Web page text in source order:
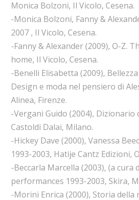
Monica Bolzoni, Il Vicolo, Cesena.
-Monica Bolzoni, Fanny &
2007 , Il Vicolo, Cesena.
-Fanny & Alexander (2009), O-Z.
home, Il Vicolo, Cesena.
-Benelli Elisabetta (2009),
Design e moda nel pensiero di
Alinea, Firenze.
-Vergani Guido (2004), Dizionario
Castoldi Dalai, Milano.
-Hickey Dave (2000), Vanessa
1993-2003, Hatije Cantz Edizioni,
-Beccarla Marcella (2003), (a cura
performances 1993-2003, Skira,
-Morini Enrica (2000), Storia della